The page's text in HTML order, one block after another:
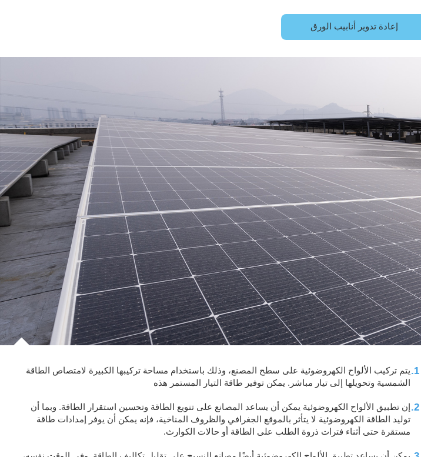
إعادة تدوير أنابيب الورق
1. يتم تركيب الألواح الكهروضوئية على سطح المصنع، وذلك باستخدام مساحة تركيبها الكبيرة لامتصاص الطاقة
الشمسية وتحويلها إلى تيار مباشر. يمكن توفير طاقة التيار المستمر هذه
2.
إن تطبيق الألواح الكهروضوئية يمكن أن يساعد المصانع على تنويع الطاقة وتحسين استقرار الطاقة. وبما أن
توليد الطاقة الكهروضوئية لا يتأثر بالموقع الجغرافي والظروف المناخية، فإنه يمكن أن يوفر إمدادات طاقة
مستقرة حتى أثناء فترات ذروة الطلب على الطاقة أو حالات الكوارث.